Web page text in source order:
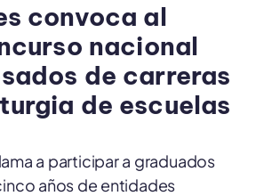
convoca al
nacional
de carreras
de escuelas
a participar a graduados
años de entidades